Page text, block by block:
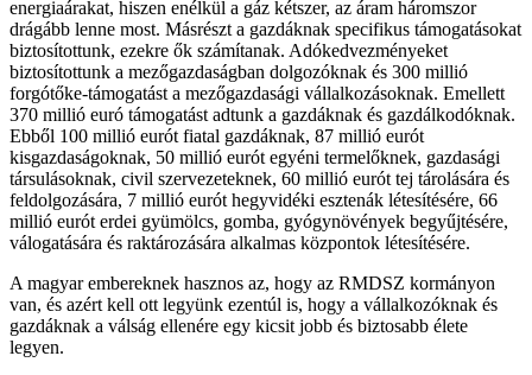
energiaárakat, hiszen enélkül a gáz kétszer, az áram háromszor
drágább lenne most. Másrészt a gazdáknak specifikus támogatásokat
biztosítottunk, ezekre ők számítanak. Adókedvezményeket
biztosítottunk a mezőgazdaságban dolgozóknak és 300 millió
forgótőke-támogatást a mezőgazdasági vállalkozásoknak. Emellett
370 millió euró támogatást adtunk a gazdáknak és gazdálkodóknak.
Ebből 100 millió eurót fiatal gazdáknak, 87 millió eurót
kisgazdaságoknak, 50 millió eurót egyéni termelőknek, gazdasági
társulásoknak, civil szervezeteknek, 60 millió eurót tej tárolására és
feldolgozására, 7 millió eurót hegyvidéki esztenák létesítésére, 66
millió eurót erdei gyümölcs, gomba, gyógynövények begyűjtésére,
válogatására és raktározására alkalmas központok létesítésére.
A magyar embereknek hasznos az, hogy az RMDSZ kormányon
van, és azért kell ott legyünk ezentúl is, hogy a vállalkozóknak és
gazdáknak a válság ellenére egy kicsit jobb és biztosabb élete
legyen.